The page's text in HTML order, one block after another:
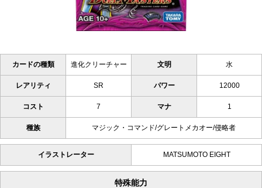
カードの種類 進化クリーチャー 文明 水
レアリティ SR パワー 12000
コスト 7 マナ 1
種族 マジック・コマンド/グレートメカオー/侵略者
イラストレーター MATSUMOTO EIGHT
特殊能力